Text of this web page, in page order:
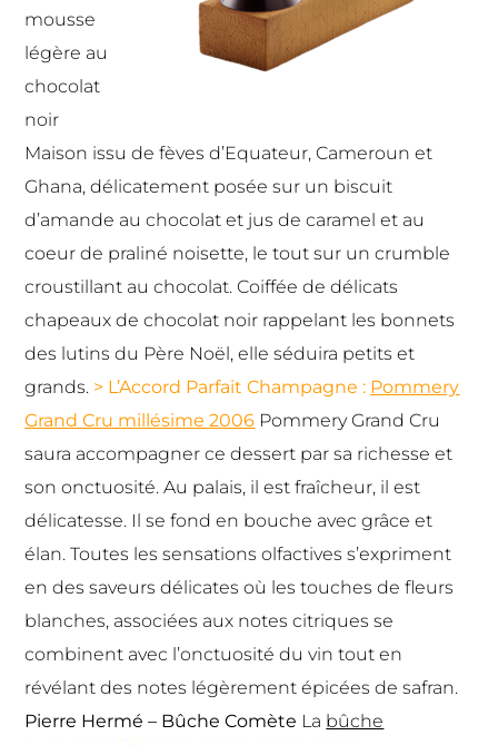
mousse
légère au
chocolat
noir
Maison issu de fèves d’Equateur, Cameroun et
Ghana, délicatement posée sur un biscuit
d’amande au chocolat et jus de caramel et au
coeur de praliné noisette, le tout sur un crumble
croustillant au chocolat. Coiffée de délicats
chapeaux de chocolat noir rappelant les bonnets
des lutins du Père Noël, elle séduira petits et
grands. > L’Accord Parfait Champagne : Pommery
Grand Cru millésime 2006 Pommery Grand Cru
saura accompagner ce dessert par sa richesse et
son onctuosité. Au palais, il est fraîcheur, il est
délicatesse. Il se fond en bouche avec grâce et
élan. Toutes les sensations olfactives s’expriment
en des saveurs délicates où les touches de fleurs
blanches, associées aux notes citriques se
combinent avec l’onctuosité du vin tout en
révélant des notes légèrement épicées de safran.
Pierre Hermé – Bûche Comète La bûche